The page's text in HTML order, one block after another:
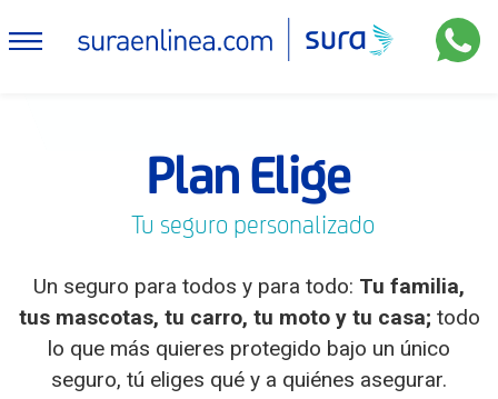
Un seguro para todos y para todo: Tu familia,
tus mascotas, tu carro, tu moto y tu casa; todo
lo que más quieres protegido bajo un único
seguro, tú eliges qué y a quiénes asegurar.
Plan Elige
Tu seguro personalizado